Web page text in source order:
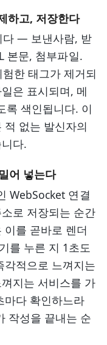
하고, 저장한다
다 — 보낸사람, 받
본문, 첨부파일.
한 태그가 제거되
은 표시되며, 메
록 색인됩니다. 이
없는 발신자의
다.
어 넣는다
WebSocket 연결
로 저장되는 순간
를 곧바로 렌더
를 누른 지 1초도
각적으로 느껴지는
지는 서비스를 가
마다 확인하느라
작성을 끝내는 순